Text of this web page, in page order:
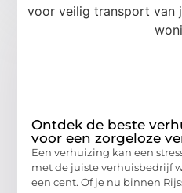
Ontdek de beste
voor een zorgeloze
Een verhuizing kan een
met de juiste verhuisbedrijf
een cent. Of je nu binnen